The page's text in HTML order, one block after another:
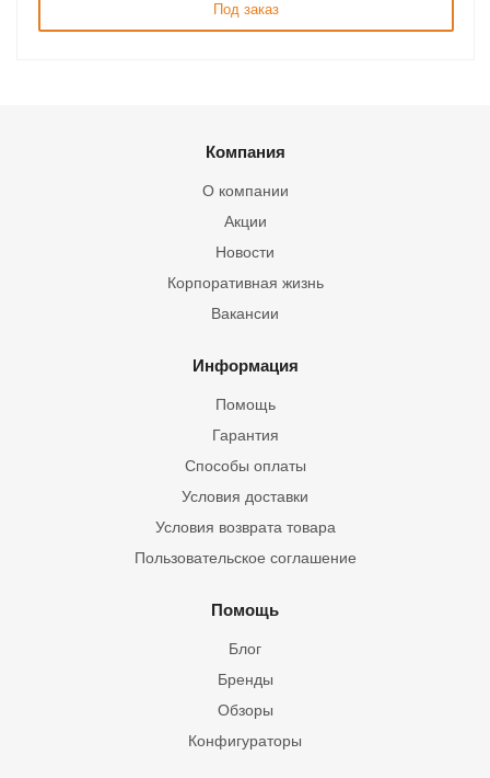
Под заказ
Компания
О компании
Акции
Новости
Корпоративная жизнь
Вакансии
Информация
Помощь
Гарантия
Способы оплаты
Условия доставки
Условия возврата товара
Пользовательское соглашение
Помощь
Блог
Бренды
Обзоры
Конфигураторы